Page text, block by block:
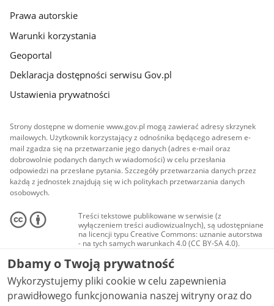
Prawa autorskie
Warunki korzystania
Geoportal
Deklaracja dostępności serwisu Gov.pl
Ustawienia prywatności
Strony dostępne w domenie www.gov.pl mogą zawierać adresy skrzynek
mailowych. Użytkownik korzystający z odnośnika będącego adresem e-
mail zgadza się na przetwarzanie jego danych (adres e-mail oraz
dobrowolnie podanych danych w wiadomości) w celu przesłania
odpowiedzi na przesłane pytania. Szczegóły przetwarzania danych przez
każdą z jednostek znajdują się w ich politykach przetwarzania danych
osobowych.
Treści tekstowe publikowane w serwisie (z
wyłączeniem treści audiowizualnych), są udostępniane
na licencji typu Creative Commons: uznanie autorstwa
- na tych samych warunkach 4.0 (CC BY-SA 4.0).
Materiały audiowizualne, w tym zdjęcia, materiały
audio i wideo, są udostępniane na licencji typu
Creative Commons: uznanie autorstwa użycie
niekomercyjne - bez utworów zależnych 4.0 (CC BY-
NC-ND 4.0), o ile nie jest to stwierdzone inaczej.
Dbamy o Twoją prywatność
Wykorzystujemy pliki cookie w celu zapewnienia
prawidłowego funkcjonowania naszej witryny oraz do